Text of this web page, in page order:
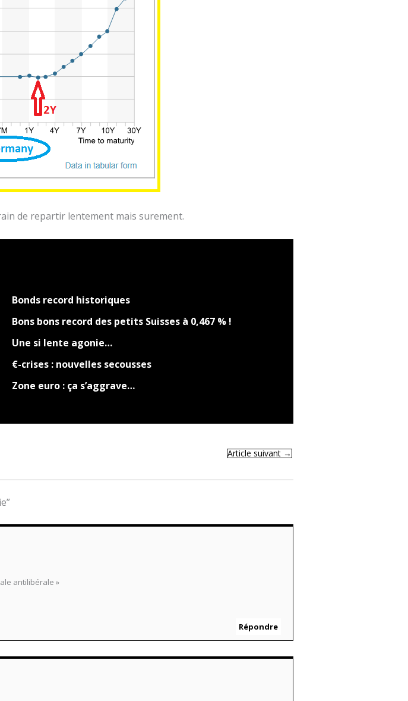
de repartir lentement mais surement.
Bonds record historiques
Bons bons record des petits Suisses à 0,467 % !
Une si lente agonie…
€-crises : nouvelles secousses
Zone euro : ça s’aggrave…
Article suivant →
antilibérale »
Répondre